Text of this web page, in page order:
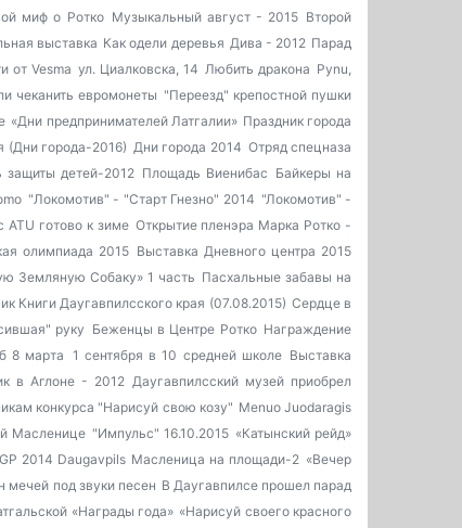
миф о Ротко Музыкальный август - 2015 Второй
выставка Как одели деревья Дива - 2012 Парад
от Vesma ул. Циалковска, 14 Любить дракона Pynu,
чеканить евромонеты "Переезд" крепостной пушки
«Дни предпринимателей Латгалии» Праздник города
(Дни города-2016) Дни города 2014 Отряд спецназа
защиты детей-2012 Площадь Виенибас Байкеры на
"Локомотив" - "Старт Гнезно" 2014 "Локомотив" -
ATU готово к зиме Открытие пленэра Марка Ротко -
олимпиада 2015 Выставка Дневного центра 2015
Земляную Собаку» 1 часть Пасхальные забавы на
Книги Даугавпилсского края (07.08.2015) Сердце в
руку Беженцы в Центре Ротко Награждение
8 марта 1 сентября в 10 средней школе Выставка
в Аглоне - 2012 Даугавпилсский музей приобрел
конкурса "Нарисуй свою козу" Menuo Juodaragis
Масленице "Импульс" 16.10.2015 «Катынский рейд»
2014 Daugavpils Масленица на площади-2 «Вечер
мечей под звуки песен В Даугавпилсе прошел парад
«Награды года» «Нарисуй своего красного